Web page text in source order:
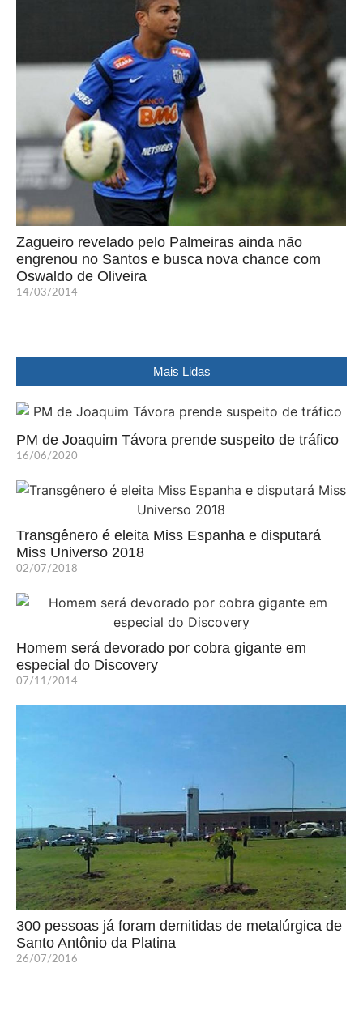
Zagueiro revelado pelo Palmeiras ainda não
engrenou no Santos e busca nova chance com
Oswaldo de Oliveira
14/03/2014
Mais Lidas
PM de Joaquim Távora prende suspeito de tráfico
16/06/2020
Transgênero é eleita Miss Espanha e disputará
Miss Universo 2018
02/07/2018
Homem será devorado por cobra gigante em
especial do Discovery
07/11/2014
300 pessoas já foram demitidas de metalúrgica de
Santo Antônio da Platina
26/07/2016